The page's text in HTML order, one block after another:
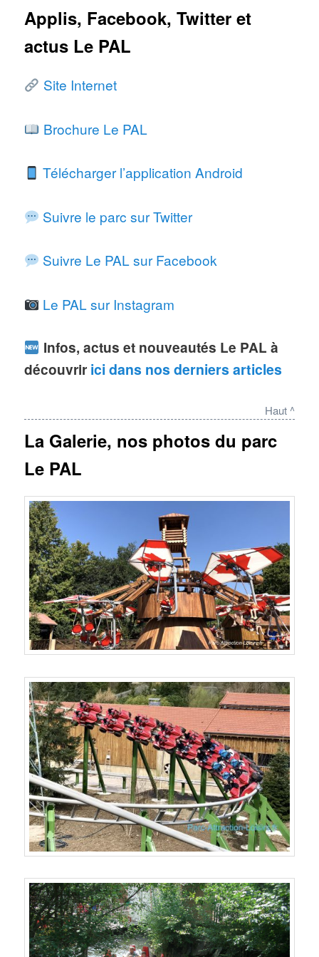
Applis, Facebook, Twitter et
actus Le PAL
Site Internet
Brochure Le PAL
Télécharger l’application Android
Suivre le parc sur Twitter
Suivre Le PAL sur Facebook
Le PAL sur Instagram
Infos, actus et nouveautés Le PAL à
découvrir ici dans nos derniers articles
Haut ^
La Galerie, nos photos du parc
Le PAL